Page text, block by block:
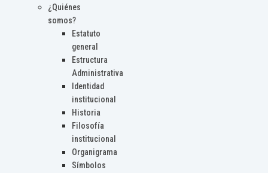
¿Quiénes
somos?
Estatuto
general
Estructura
Administrativa
Identidad
institucional
Historia
Filosofía
institucional
Organigrama
Símbolos